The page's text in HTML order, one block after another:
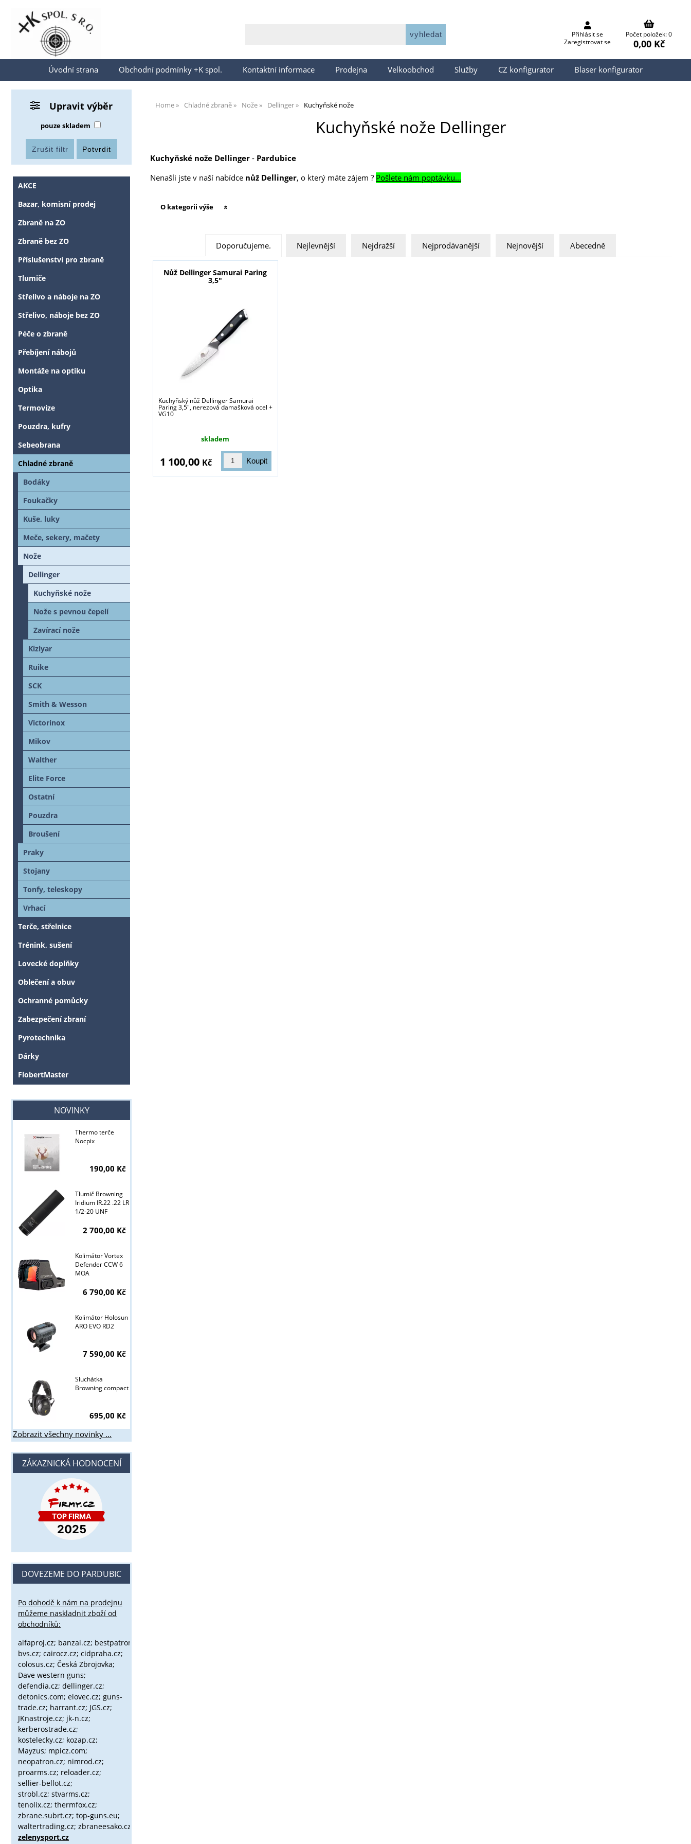
Přihlásit se
Přihlásit se
Zaregistrovat se
Počet položek: 0
0,00 Kč
Úvodní strana Obchodní podmínky +K spol. Kontaktní informace Prodejna Velkoobchod Služby CZ konfigurator Blaser konfigurator
Home Chladné zbraně Nože Dellinger Kuchyňské nože
Kuchyňské nože Dellinger
Kuchyňské nože Dellinger- Pardubice
Nenašli jste v naší nabídce nůž Dellinger, o který máte zájem ? Pošlete nám poptávku...
O kategorii výše
Doporučujeme. Nejlevnější Nejdražší Nejprodávanější Nejnovější Abecedně
Nůž Dellinger Samurai Paring
3,5"
Kuchyňský nůž Dellinger Samurai
Paring 3,5", nerezová damašková ocel +
VG10
skladem
1 100,00 Kč
Upravit výběr
pouze skladem
AKCE
Bazar, komisní prodej
Zbraně na ZO
Zbraně bez ZO
Příslušenství pro zbraně
Tlumiče
Střelivo a náboje na ZO
Střelivo, náboje bez ZO
Péče o zbraně
Přebíjení nábojů
Montáže na optiku
Optika
Termovize
Pouzdra, kufry
Sebeobrana
Chladné zbraně
Bodáky
Foukačky
Kuše, luky
Meče, sekery, mačety
Nože
Dellinger
Kuchyňské nože
Nože s pevnou čepelí
Zavírací nože
Kizlyar
Ruike
SCK
Smith & Wesson
Victorinox
Mikov
Walther
Elite Force
Ostatní
Pouzdra
Broušení
Praky
Stojany
Tonfy, teleskopy
Vrhací
Terče, střelnice
Trénink, sušení
Lovecké doplňky
Oblečení a obuv
Ochranné pomůcky
Zabezpečení zbraní
Pyrotechnika
Dárky
FlobertMaster
NOVINKY
Thermo terče
Nocpix
190,00 Kč
Tlumič Browning
Iridium IR.22 .22 LR
1/2-20 UNF
2 700,00 Kč
Kolimátor Vortex
Defender CCW 6
MOA
6 790,00 Kč
Kolimátor Holosun
ARO EVO RD2
7 590,00 Kč
Sluchátka
Browning compact
695,00 Kč
Zobrazit všechny novinky ...
ZÁKAZNICKÁ HODNOCENÍ
DOVEZEME DO PARDUBIC
Po dohodě k nám na prodejnu
můžeme naskladnit zboží od
obchodníků:
alfaproj.cz; banzai.cz; bestpatron.eu;
bvs.cz; cairocz.cz; cidpraha.cz;
colosus.cz; Česká Zbrojovka;
Dave western guns;
defendia.cz; dellinger.cz;
detonics.com; elovec.cz; guns-
trade.cz; harrant.cz; JGS.cz;
JKnastroje.cz; jk-n.cz;
kerberostrade.cz;
kostelecky.cz; kozap.cz;
Mayzus; mpicz.com;
neopatron.cz; nimrod.cz;
proarms.cz; reloader.cz;
sellier-bellot.cz;
strobl.cz; stvarms.cz;
tenolix.cz; thermfox.cz;
zbrane.subrt.cz; top-guns.eu;
waltertrading.cz; zbraneesako.cz;
zelenysport.cz